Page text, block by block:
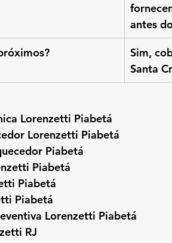
antes
Sim,
Santa
Lorenzetti Piabetá
Lorenzetti Piabetá
Piabetá
Piabetá
Piabetá
Piabetá
Lorenzetti Piabetá
RJ